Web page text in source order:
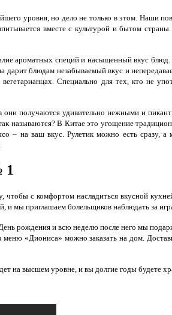
уровня, но дело не только в этом. Наши
вместе с культурой и бытом
ароматных специй и насыщенный вкус
дарит блюдам незабываемый вкус и
Специально для тех, кто не
получаются удивительно нежными и
называются? В Китае это угощение
– на ваш вкус. Рулетик можно есть сразу,
1
с комфортом насладиться вкусной
и мы приглашаем болельщиков наблюдать за
рождения и всю неделю после него мы
«Диониса» можно заказать на дом.
на высшем уровне, и вы долгие годы будете